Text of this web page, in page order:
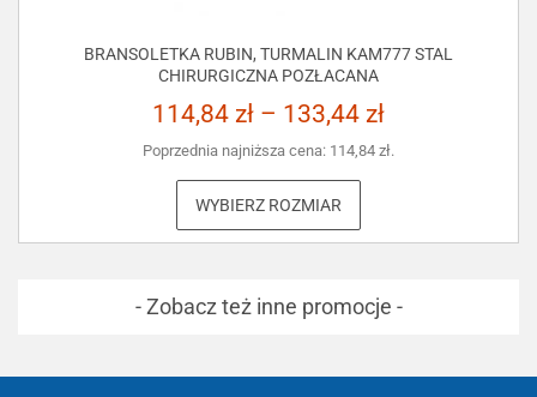
BRANSOLETKA RUBIN, TURMALIN KAM777 STAL
CHIRURGICZNA POZŁACANA
114,84 zł – 133,44 zł
Poprzednia najniższa cena: 114,84 zł.
WYBIERZ ROZMIAR
- Zobacz też inne promocje -